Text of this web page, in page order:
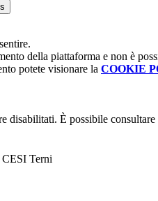
della piattaforma e non è
potete visionare la COOKIE
disabilitati. È possibile
Terni